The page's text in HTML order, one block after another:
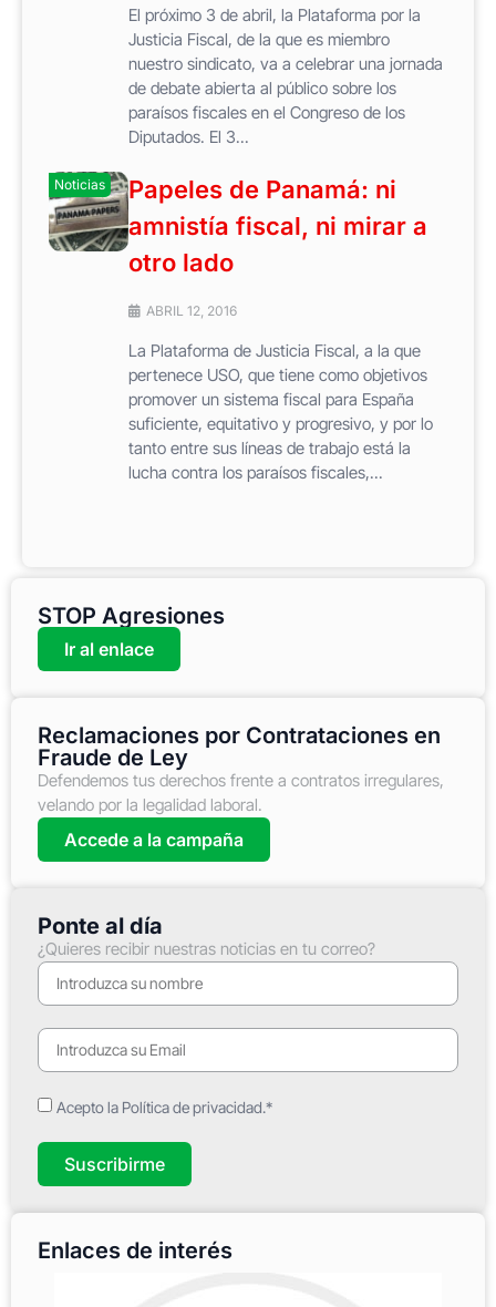
El próximo 3 de abril, la Plataforma por la
Justicia Fiscal, de la que es miembro
nuestro sindicato, va a celebrar una jornada
de debate abierta al público sobre los
paraísos fiscales en el Congreso de los
Diputados. El 3...
Noticias
Papeles de Panamá: ni
amnistía fiscal, ni mirar a
otro lado
ABRIL 12, 2016
La Plataforma de Justicia Fiscal, a la que
pertenece USO, que tiene como objetivos
promover un sistema fiscal para España
suficiente, equitativo y progresivo, y por lo
tanto entre sus líneas de trabajo está la
lucha contra los paraísos fiscales,...
STOP Agresiones
Ir al enlace
Reclamaciones por Contrataciones en
Fraude de Ley
Defendemos tus derechos frente a contratos irregulares,
velando por la legalidad laboral.
Accede a la campaña
Ponte al día
¿Quieres recibir nuestras noticias en tu correo?
Acepto la Política de privacidad.*
Suscribirme
Enlaces de interés